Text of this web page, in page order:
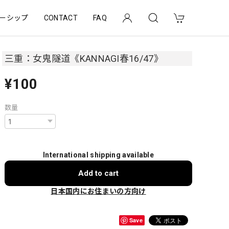
シップ CONTACT FAQ
三重：女鬼隧道《KANNAGI春16/47》
¥100
数量
International shipping available
Add to cart
日本国内にお住まいの方向け
Save